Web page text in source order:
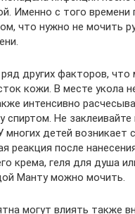
Именно с того времени
что нужно не мочить
других факторов, что
кожи. В месте укола
интенсивно
спиртом. Не заклеивайте
многих детей возникает
реакция после
крема, геля для душа
Манту можно мочить.
могут влиять также